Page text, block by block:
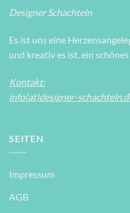
Designer Schachteln
Es ist uns eine
und kreativ es ist, ein
Kontakt:
info(at)designer-
SEITEN
Impressum
AGB